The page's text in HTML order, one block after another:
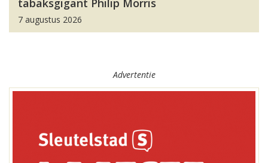
tabaksgigant Philip Morris
7 augustus 2026
Advertentie